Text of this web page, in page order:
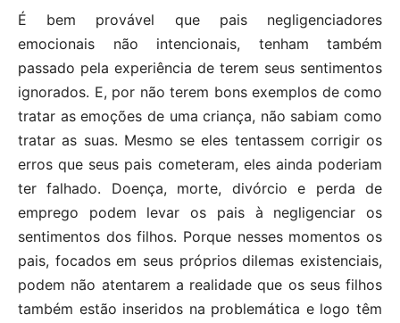
É bem provável que pais negligenciadores
emocionais não intencionais, tenham também
passado pela experiência de terem seus sentimentos
ignorados. E, por não terem bons exemplos de como
tratar as emoções de uma criança, não sabiam como
tratar as suas. Mesmo se eles tentassem corrigir os
erros que seus pais cometeram, eles ainda poderiam
ter falhado. Doença, morte, divórcio e perda de
emprego podem levar os pais à negligenciar os
sentimentos dos filhos. Porque nesses momentos os
pais, focados em seus próprios dilemas existenciais,
podem não atentarem a realidade que os seus filhos
também estão inseridos na problemática e logo têm